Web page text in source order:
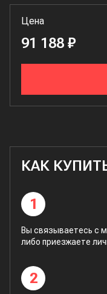
Цена
91 188 ₽
КАК
1
Вы связываетесь с
либо приезжаете
2